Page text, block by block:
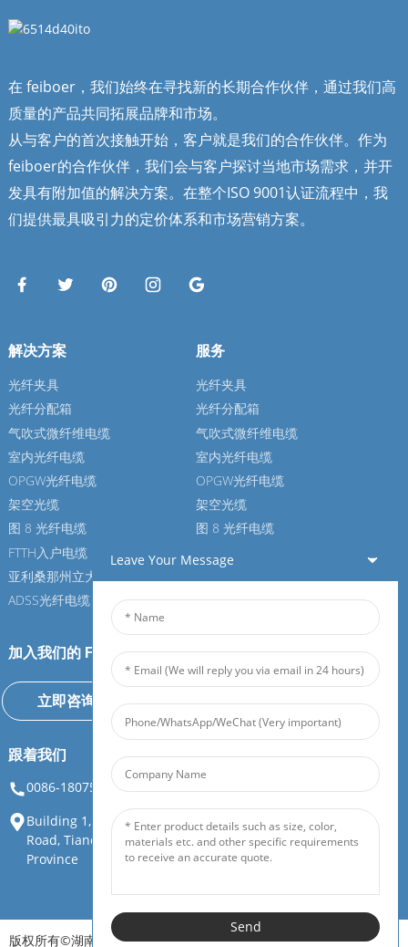
在 feiboer，我们始终在寻找新的长期合作伙伴，通过我们高
质量的产品共同拓展品牌和市场。
从与客户的首次接触开始，客户就是我们的合作伙伴。作为
feiboer的合作伙伴，我们会与客户探讨当地市场需求，并开
发具有附加值的解决方案。在整个ISO 9001认证流程中，我
们提供最具吸引力的定价体系和市场营销方案。
解决方案
光纤夹具
光纤分配箱
气吹式微纤维电缆
室内光纤电缆
OPGW光纤电缆
架空光缆
图 8 光纤电缆
FTTH入户电缆
亚利桑那州立大学光纤电缆
ADSS光纤电缆
服务
光纤夹具
光纤分配箱
气吹式微纤维电缆
室内光纤电缆
OPGW光纤电缆
架空光缆
图 8 光纤电缆
ADSS光纤电缆
加入我们的 Feiboer
立即咨询
跟着我们
0086-18075108880
info@feiboer.com.cn
Building 1, Zhongjianbaobao Mansion, No. 30, Lianhu 3rd
Road, Tianding Street, Yuelu District, Changsha City, Hunan
Province
版权所有©湖南飞博广通通信设备有限公司。保留所有权利。 资源
Leave Your Message
Send